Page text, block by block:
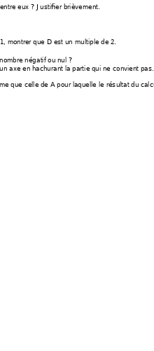
eux ? Justifier brièvement.
1, montrer que D est un multiple de 2.
négatif ou nul ?
axe en hachurant la partie qui ne convient pas.
e que celle de A pour laquelle le résultat du